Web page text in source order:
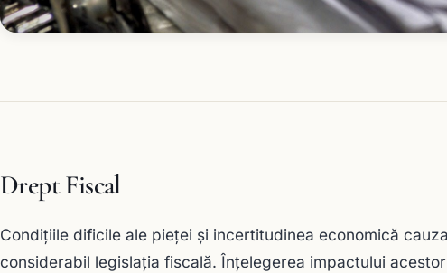
Drept Fiscal
Condițiile dificile ale pieței și incertitudinea economică
considerabil legislația fiscală. Înțelegerea impactului